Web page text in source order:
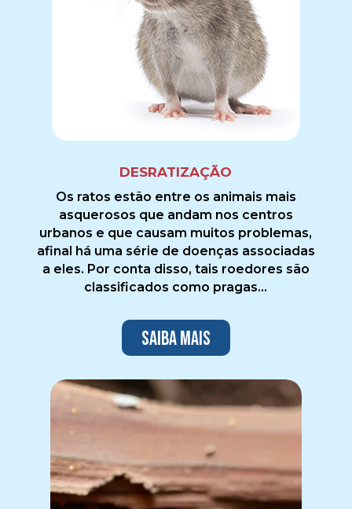
DESRATIZAÇÃO
Os ratos estão entre os animais mais
asquerosos que andam nos centros
urbanos e que causam muitos problemas,
afinal há uma série de doenças associadas
a eles. Por conta disso, tais roedores são
classificados como pragas...
Saiba mais